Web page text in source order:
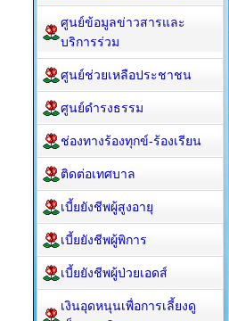
ศูนย์ข้อมูลข่าวสารและ
บริการร่วม
ศูนย์ช่วยเหลือประชาชน
ศูนย์ดำรงธรรม
ช่องทางร้องทุกข์-ร้องเรียน
ติดต่อเทศบาล
เบี้ยยังชีพผู้สูงอายุ
เบี้ยยังชีพผู้พิการ
เบี้ยยังชีพผู้ป่วยเอดส์
เงินอุดหนุนเพื่อการเลี้ยงดู